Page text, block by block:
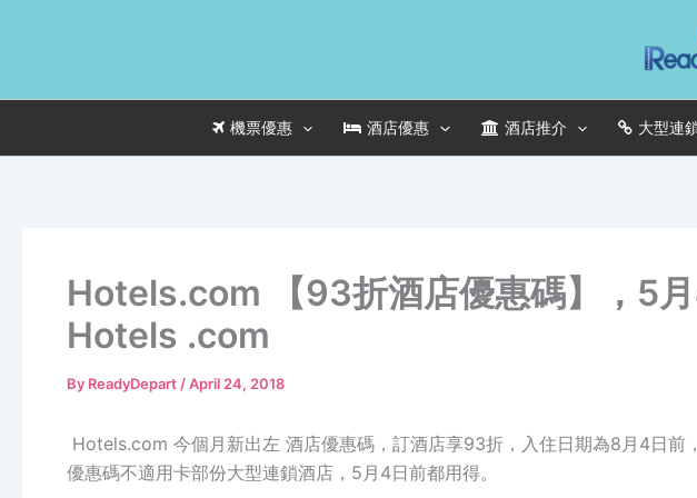
機票優惠 酒店優惠 酒店推介 大型連
Hotels.com 【93折酒店優惠碼】，5
Hotels .com
By ReadyDepart /April 24, 2018
Hotels.com 今個月新出左 酒店優惠碼，訂酒店享93折，入住日期為8月4日前
優惠碼不適用卡部份大型連鎖酒店，5月4日前都用得。